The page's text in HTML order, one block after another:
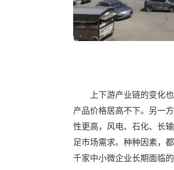
上下游产业链的变化也
产品价格居高不下。另一
性更高，风电、石化、长
足市场需求。种种因素，
千家中小微企业长期面临的